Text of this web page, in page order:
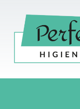
conteúdo